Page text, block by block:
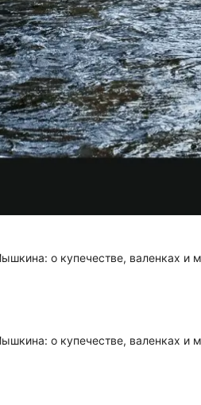
о купечестве, валенках и
о купечестве, валенках и